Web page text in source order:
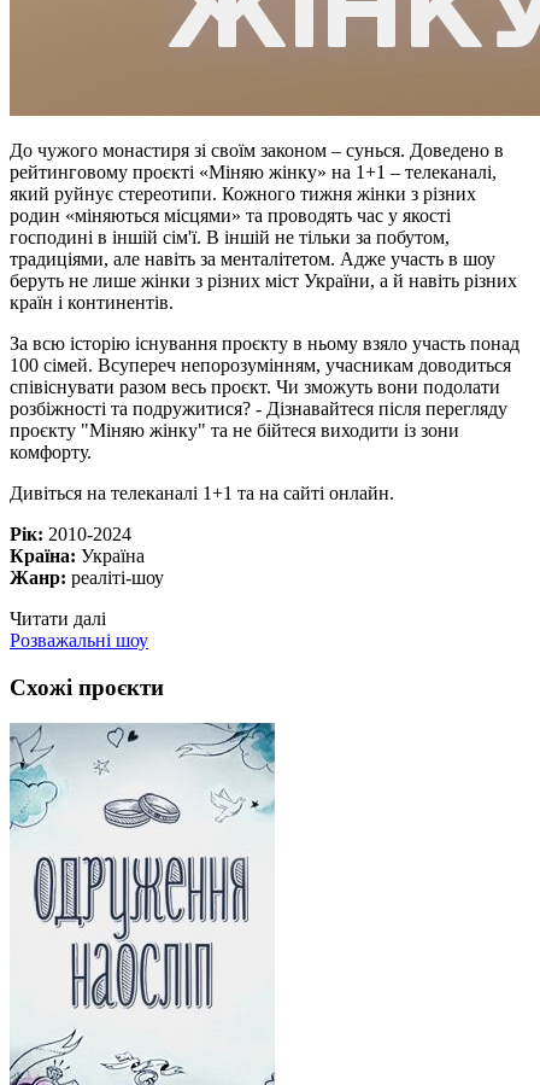
До чужого монастиря зі своїм законом – сунься. Доведено в
рейтинговому проєкті «Міняю жінку» на 1+1 – телеканалі,
який руйнує стереотипи. Кожного тижня жінки з різних
родин «міняються місцями» та проводять час у якості
господині в іншій сім'ї. В іншій не тільки за побутом,
традиціями, але навіть за менталітетом. Адже участь в шоу
беруть не лише жінки з різних міст України, а й навіть різних
країн і континентів.
За всю історію існування проєкту в ньому взяло участь понад
100 сімей. Всупереч непорозумінням, учасникам доводиться
співіснувати разом весь проєкт. Чи зможуть вони подолати
розбіжності та подружитися? - Дізнавайтеся після перегляду
проєкту "Міняю жінку" та не бійтеся виходити із зони
комфорту.
Дивіться на телеканалі 1+1 та на сайті онлайн.
Рік: 2010-2024
Країна: Україна
Жанр: реаліті-шоу
Читати далі
Розважальні шоу
Схожі проєкти